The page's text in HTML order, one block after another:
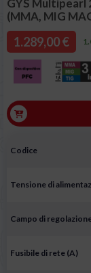
GYS Multipearl
(MMA, MIG
1.289,00 €
Codice
Tensione di
Campo di
Fusibile di rete (A)